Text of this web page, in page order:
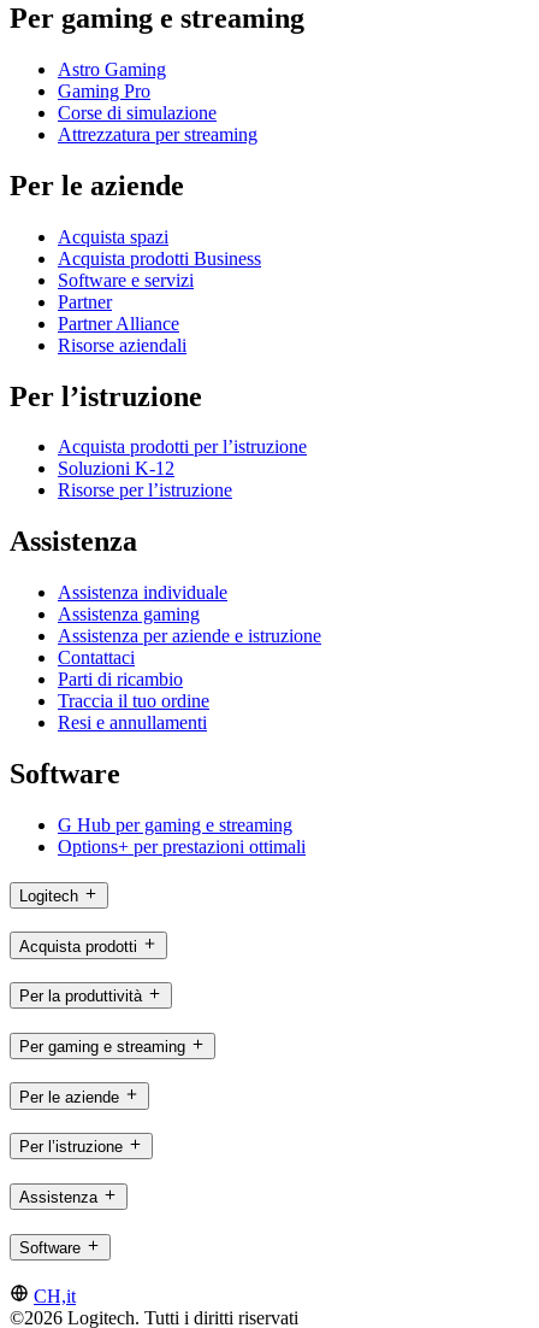
Per gaming e streaming
Astro Gaming
Gaming Pro
Corse di simulazione
Attrezzatura per streaming
Per le aziende
Acquista spazi
Acquista prodotti Business
Software e servizi
Partner
Partner Alliance
Risorse aziendali
Per l’istruzione
Acquista prodotti per l’istruzione
Soluzioni K-12
Risorse per l’istruzione
Assistenza
Assistenza individuale
Assistenza gaming
Assistenza per aziende e istruzione
Contattaci
Parti di ricambio
Traccia il tuo ordine
Resi e annullamenti
Software
G Hub per gaming e streaming
Options+ per prestazioni ottimali
Logitech
Acquista prodotti
Per la produttività
Per gaming e streaming
Per le aziende
Per l’istruzione
Assistenza
Software
CH,it
©2026 Logitech. Tutti i diritti riservati